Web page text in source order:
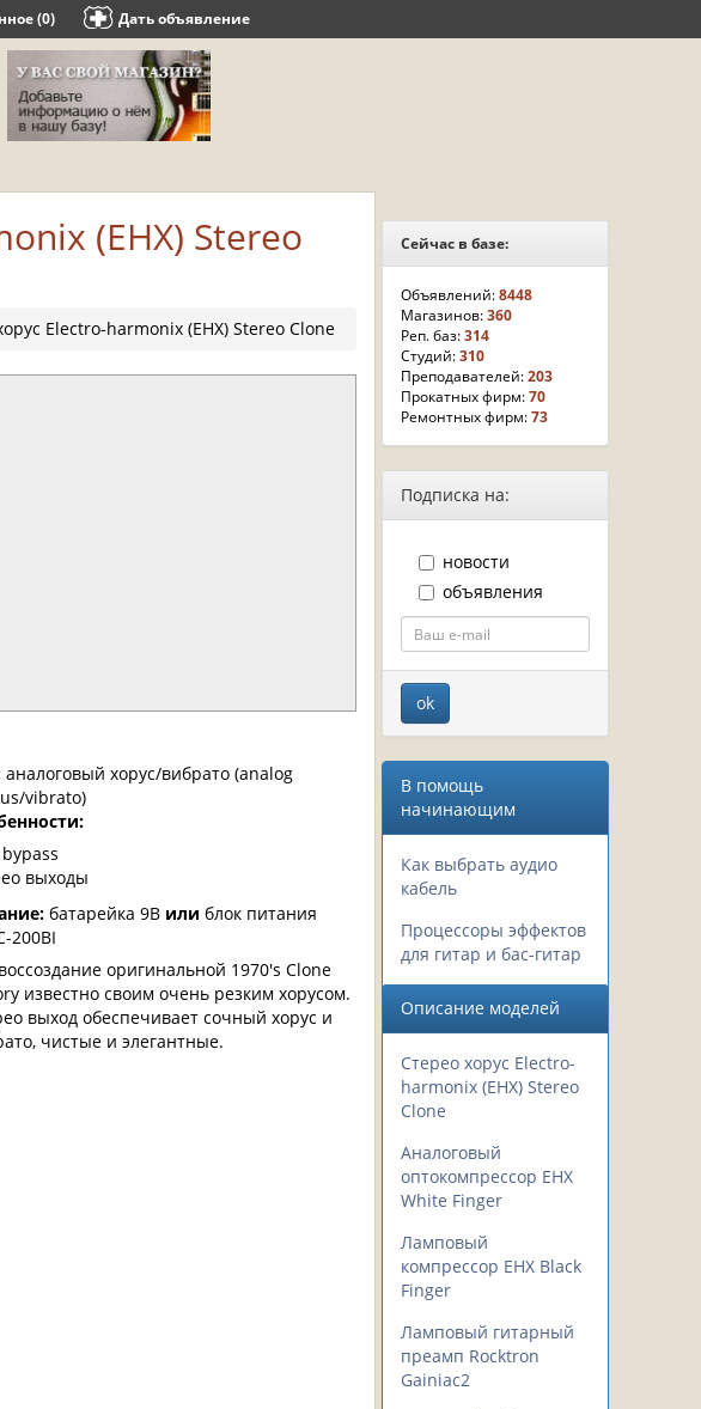
(0) Дать объявление
(EHX) Stereo
Electro-harmonix (EHX) Stereo Clone
аналоговый хорус/вибрато (analog
vibrato)
выходы
батарейка 9В или блок питания
200BI
оригинальной 1970's Clone
известно своим очень резким хорусом.
выход обеспечивает сочный хорус и
чистые и элегантные.
Сейчас в базе:
Объявлений:8448
Магазинов:360
Реп. баз:314
Студий:310
Преподавателей:203
Прокатных фирм:70
Ремонтных фирм:73
Подписка на:
новости
объявления
В помощь
начинающим
Как выбрать аудио
кабель
Процессоры эффектов
для гитар и бас-гитар
Описание моделей
Стерео хорус Electro-
harmonix (EHX) Stereo
Clone
Аналоговый
оптокомпрессор EHX
White Finger
Ламповый
компрессор EHX Black
Finger
Ламповый гитарный
преамп Rocktron
Gainiac2